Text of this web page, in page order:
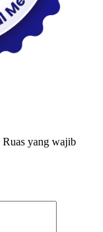
Ruas yang wajib